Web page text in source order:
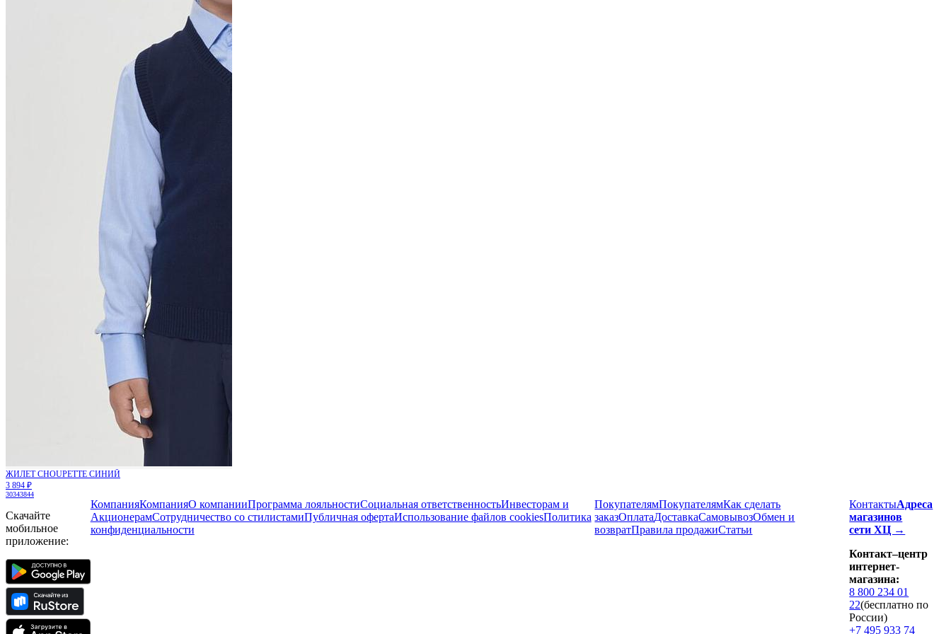
ЖИЛЕТ CHOUPETTE СИНИЙ
3 894 ₽
30343844
Скачайте
мобильное
приложение:
КомпанияКомпанияО компанииПрограмма лояльностиСоциальная ответственностьИнвесторам и
АкционерамСотрудничество со стилистамиПубличная офертаИспользование файлов cookiesПолитика
конфиденциальности
ПокупателямПокупателямКак сделать
заказОплатаДоставкаCамовывозОбмен и
возвратПравила продажиСтатьи
КонтактыАдреса
магазинов
сети ХЦ →
Контакт–центр
интернет-
магазина:
8 800 234 01
22(бесплатно по
России)
+7 495 933 74